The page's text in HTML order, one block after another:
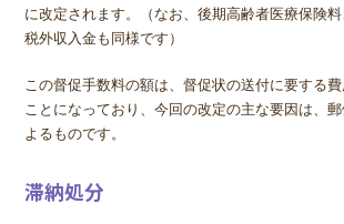
に改定されます。（なお、後期高齢者医療保険
税外収入金も同様です）
この督促手数料の額は、督促状の送付に要する
ことになっており、今回の改定の主な要因は、
よるものです。
滞納処分